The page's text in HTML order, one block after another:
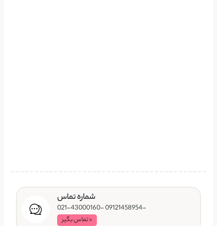
شماره تماس
-09121458954 -021-43000160
< تماس بگیر